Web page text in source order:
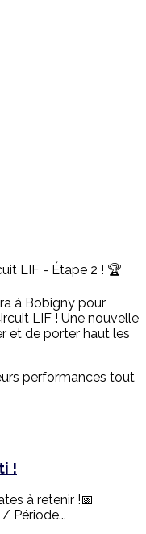
LIF - Étape 2 ! 🏆
à Bobigny pour
LIF ! Une nouvelle
et de porter haut les
performances tout
!
à retenir !📅
Période...